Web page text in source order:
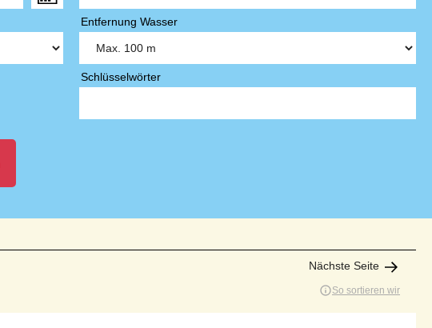
Entfernung Wasser
Schlüsselwörter
Nächste Seite
So sortieren wir